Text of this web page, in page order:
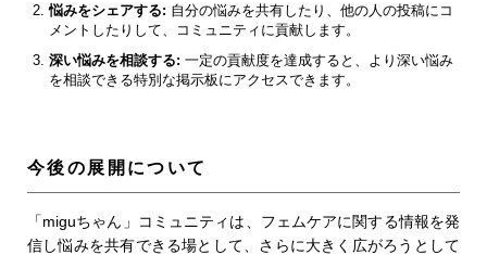
悩みをシェアする: 自分の悩みを共有したり、他の人の投稿にコ
メントしたりして、コミュニティに貢献します。
深い悩みを相談する: 一定の貢献度を達成すると、より深い悩み
を相談できる特別な掲示板にアクセスできます。
今後の展開について
「miguちゃん」コミュニティは、フェムケアに関する情報を発
信し悩みを共有できる場として、さらに大きく広がろうとして